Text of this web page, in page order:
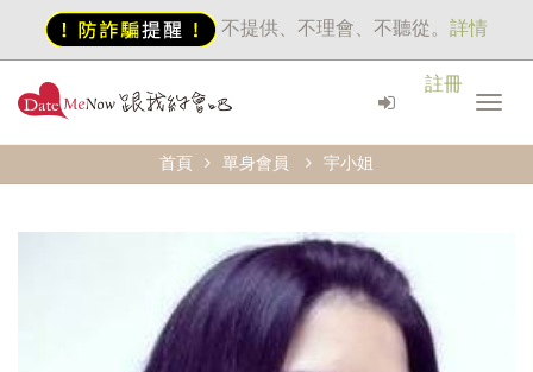
不提供、不理會、不聽從。 詳情
註冊
首頁 單身會員 宇小姐